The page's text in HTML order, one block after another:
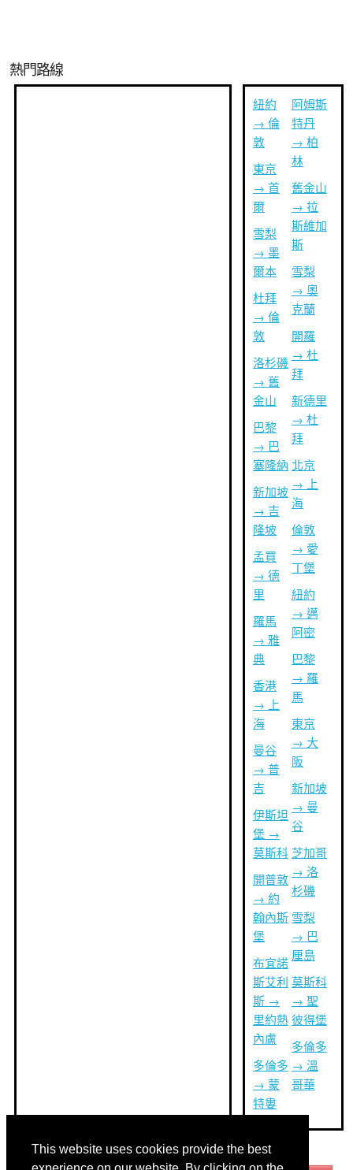
This website uses cookies provide the best
熱門路線
紐約
→ 倫
敦
東京
→ 首
爾
雪梨
→ 墨
爾本
杜拜
→ 倫
敦
洛杉磯
→ 舊
金山
巴黎
→ 巴
塞隆納
新加坡
→ 吉
隆坡
孟買
→ 德
里
羅馬
→ 雅
典
香港
→ 上
海
曼谷
→ 普
吉
伊斯坦
堡 →
莫斯科
開普敦
→ 約
翰內斯
堡
布宜諾
斯艾利
斯 →
里約熱
內盧
多倫多
→ 蒙
特婁
阿姆斯
特丹
→ 柏
林
舊金山
→ 拉
斯維加
斯
雪梨
→ 奧
克蘭
開羅
→ 杜
拜
新德里
→ 杜
拜
北京
→ 上
海
倫敦
→ 愛
丁堡
紐約
→ 邁
阿密
巴黎
→ 羅
馬
東京
→ 大
阪
新加坡
→ 曼
谷
芝加哥
→ 洛
杉磯
雪梨
→ 巴
厘島
莫斯科
→ 聖
彼得堡
多倫多
→ 溫
哥華
其他語言: